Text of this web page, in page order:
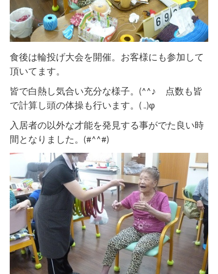
食後は輪投げ大会を開催。お客様にも参加して
頂いてます。
皆で白熱し気合い充分な様子。(^^♪ 点数も皆
で計算し頭の体操も行います。( ..)φ
入居者の以外な才能を発見する事がでた良い時
間となりました。(#^^#)